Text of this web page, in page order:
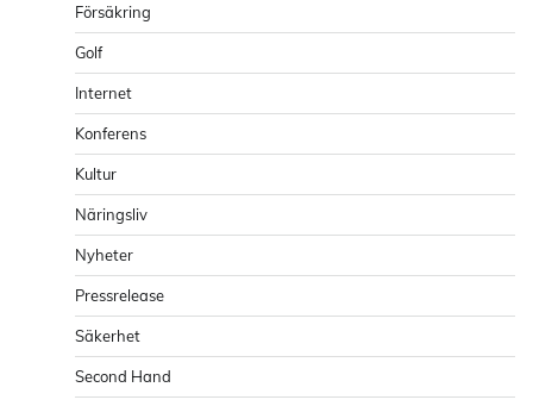
Försäkring
Golf
Internet
Konferens
Kultur
Näringsliv
Nyheter
Pressrelease
Säkerhet
Second Hand